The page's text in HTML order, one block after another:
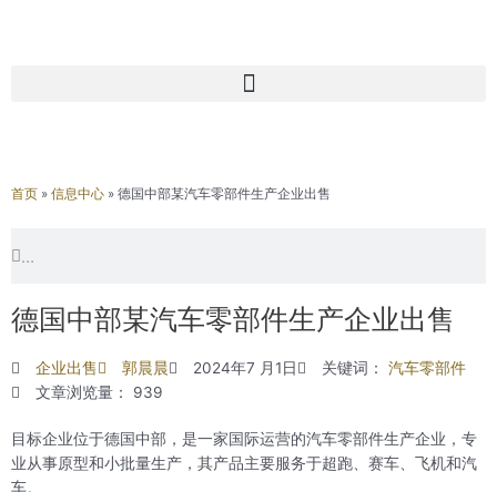
首页 » 信息中心 » 德国中部某汽车零部件生产企业出售
德国中部某汽车零部件生产企业出售
企业出售 郭晨晨 2024年7 月1日 关键词：
汽车零部件
文章浏览量： 939
目标企业位于德国中部，是一家国际运营的汽车零部件生产企业，专
业从事原型和小批量生产，其产品主要服务于超跑、赛车、飞机和汽
车。